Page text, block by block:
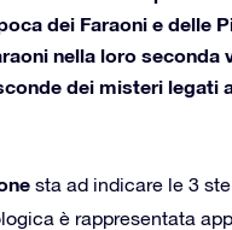
dei Faraoni e
nella loro seconda
dei misteri
sta ad indicare le 3
è rappresentata